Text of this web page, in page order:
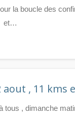
la boucle des
et…
aout , 11 kms
tous , dimanche